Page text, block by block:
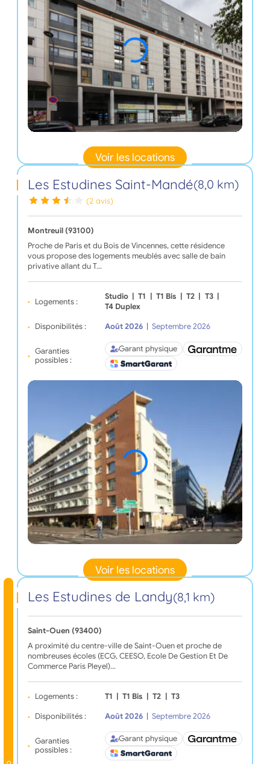
Voir les locations
Les Estudines Saint-Mandé(8,0 km)
(2 avis)
Montreuil (93100)
Proche de Paris et du Bois de Vincennes, cette résidence
vous propose des logements meublés avec salle de bain
privative allant du T…
Logements :
Studio T1 T1 Bis T2 T3
T4 Duplex
Disponibilités : Août 2026 Septembre 2026
Garanties
possibles :
Garant physique
Voir les locations
Les Estudines de Landy(8,1 km)
Saint-Ouen (93400)
A proximité du centre-ville de Saint-Ouen et proche de
nombreuses écoles (ECG, CEESO, Ecole De Gestion Et De
Commerce Paris Pleyel)…
Logements : T1 T1 Bis T2 T3
Disponibilités : Août 2026 Septembre 2026
Garanties
possibles :
Garant physique